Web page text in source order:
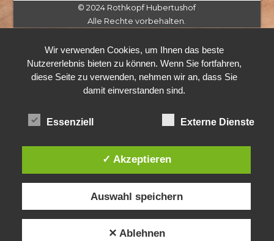
© 2024 Rothkopf Hubertushof
Alle Rechte vorbehalten.
Wir verwenden Cookies, um Ihnen das beste
Nutzererlebnis bieten zu können. Wenn Sie fortfahren,
diese Seite zu verwenden, nehmen wir an, dass Sie
damit einverstanden sind.
Essenziell Externe Dienste
✓ Akzeptieren
Auswahl speichern
✕ Ablehnen